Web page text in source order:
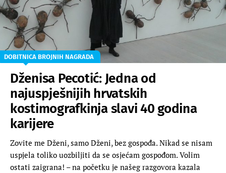
DOBITNICA BROJNIH NAGRADA
Dženisa Pecotić: Jedna od
najuspješnijih hrvatskih
kostimografkinja slavi 40 godina
karijere
Zovite me Dženi, samo Dženi, bez gospođa. Nikad se nisam
uspjela toliko uozbiljiti da se osjećam gospođom. Volim
ostati zaigrana! – na početku je našeg razgovora kazala